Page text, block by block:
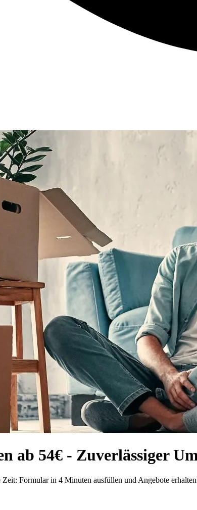
ab 54€ - Zuverlässiger
Formular in 4 Minuten ausfüllen und Angebote